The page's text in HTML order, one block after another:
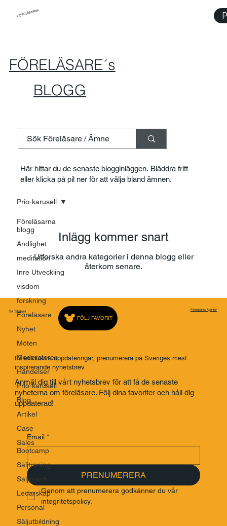
FÖRELÄSARNA
FÖRELÄSARE´s
BLOGG
Här hittar du de senaste blogginläggen. Bläddra fritt
eller klicka på pil ner för att välja bland ämnen.
Föreläsarna
blogg
Andlighet
meditation
Inre Utveckling
visdom
forskning
Föreläsare
Nyhet
Möten
Moderatorer
Händelser
Prio-karusell
Blog
Artikel
Case
Sales
Bootcamp
Säljträning
Säljcoach
Ledarskap
Personal
Säljutbildning
Prio-karusell
Inlägg kommer snart
Utforska andra kategorier i denna blogg eller
återkom senare.
Saj Talarbyrå Föreläsares Agentur
FÖLJ FAVORIT
Få exklusiva uppdateringar, prenumerera på Sveriges mest
inspirerande nyhetsbrev
Anmäl dig till vårt nyhetsbrev för att få de senaste
nyheterna om föreläsare. Följ dina favoriter och håll dig
uppdaterad!
Email *
PRENUMERERA
Genom att prenumerera godkänner du vår
integritetspolicy.